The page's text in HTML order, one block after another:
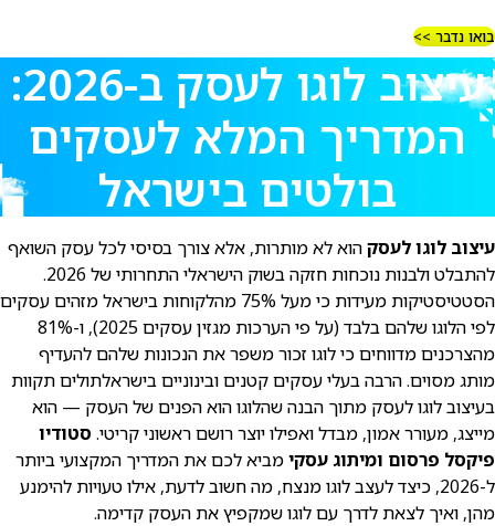
בואו נדבר >>
עיצוב לוגו לעסק ב-2026:
המדריך המלא לעסקים
בולטים בישראל
עיצוב לוגו לעסקהוא לא מותרות, אלא צורך בסיסי לכל עסק השואף
להתבלט ולבנות נוכחות חזקה בשוק הישראלי התחרותי של 2026.
הסטטיסטיקות מעידות כי מעל 75% מהלקוחות בישראל מזהים עסקים
לפי הלוגו שלהם בלבד (על פי הערכות מגזין עסקים 2025), ו-81%
מהצרכנים מדווחים כי לוגו זכור משפר את הנכונות שלהם להעדיף
מותג מסוים. הרבה בעלי עסקים קטנים ובינוניים בישראלתולים תקוות
בעיצוב לוגו לעסק מתוך הבנה שהלוגו הוא הפנים של העסק — הוא
מייצג, מעורר אמון, מבדל ואפילו יוצר רושם ראשוני קריטי. סטודיו
פיקסל פרסום ומיתוג עסקימביא לכם את המדריך המקצועי ביותר
ל-2026, כיצד לעצב לוגו מנצח, מה חשוב לדעת, אילו טעויות להימנע
מהן, ואיך לצאת לדרך עם לוגו שמקפיץ את העסק קדימה.